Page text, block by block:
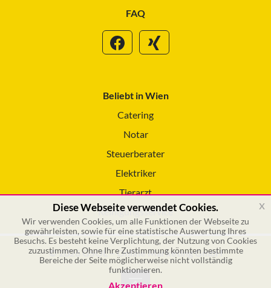
FAQ
Beliebt in Wien
Catering
Notar
Steuerberater
Elektriker
Tierarzt
Reinigungsservice
© 2026 GSOL – Online Marketing GmbH
Diese Webseite verwendet Cookies.
Wir verwenden Cookies, um alle Funktionen der Webseite zu
gewährleisten, sowie für eine statistische Auswertung Ihres
Besuchs. Es besteht keine Verplichtung, der Nutzung von Cookies
zuzustimmen. Ohne Ihre Zustimmung könnten bestimmte
Bereiche der Seite möglicherweise nicht vollständig
funktionieren.
Akzeptieren
x